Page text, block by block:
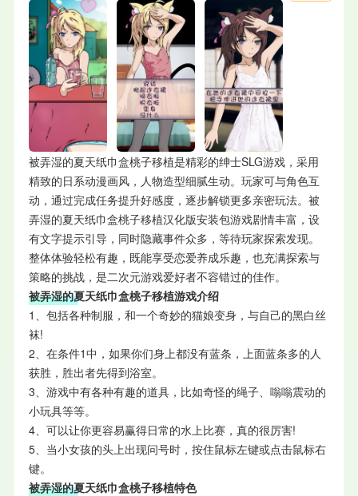
被弄湿的夏天纸巾盒桃子移植是精彩的绅士SLG游戏，采用
精致的日系动漫画风，人物造型细腻生动。玩家可与角色互
动，通过完成任务提升好感度，逐步解锁更多亲密玩法。被
弄湿的夏天纸巾盒桃子移植汉化版安装包游戏剧情丰富，设
有文字提示引导，同时隐藏事件众多，等待玩家探索发现。
整体体验轻松有趣，既能享受恋爱养成乐趣，也充满探索与
策略的挑战，是二次元游戏爱好者不容错过的佳作。
被弄湿的夏天纸巾盒桃子移植游戏介绍
1、包括各种制服，和一个奇妙的猫娘变身，与自己的黑白丝
袜!
2、在条件1中，如果你们身上都没有蓝条，上面蓝条多的人
获胜，胜出者先得到浴室。
3、游戏中有各种有趣的道具，比如奇怪的绳子、嗡嗡震动的
小玩具等等。
4、可以让你更容易赢得日常的水上比赛，真的很厉害!
5、当小女孩的头上出现问号时，按住鼠标左键或点击鼠标右
键。
被弄湿的夏天纸巾盒桃子移植特色